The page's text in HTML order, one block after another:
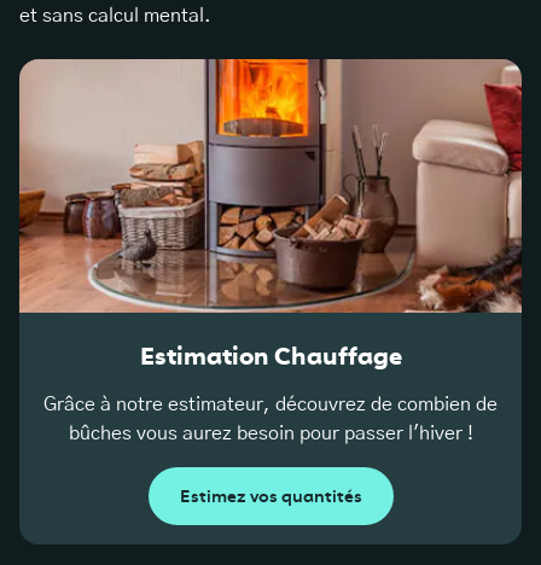
et sans calcul mental.
Estimation Chauffage
Grâce à notre estimateur, découvrez de combien de
bûches vous aurez besoin pour passer l'hiver !
Estimez vos quantités